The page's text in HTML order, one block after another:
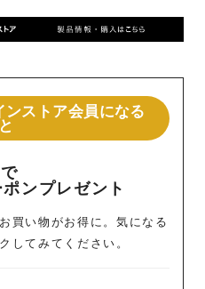
ンストア会員になる
と
ンプレゼント
買い物がお得に。気になる
してみてください。